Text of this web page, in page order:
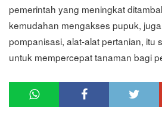
pemerintah yang meningkat
kemudahan mengakses pupuk,
pompanisasi, alat-alat pertanian, itu
untuk mempercepat tanaman bagi